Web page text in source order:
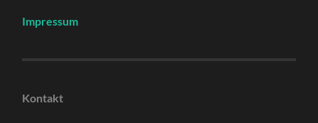
Impressum
Kontakt